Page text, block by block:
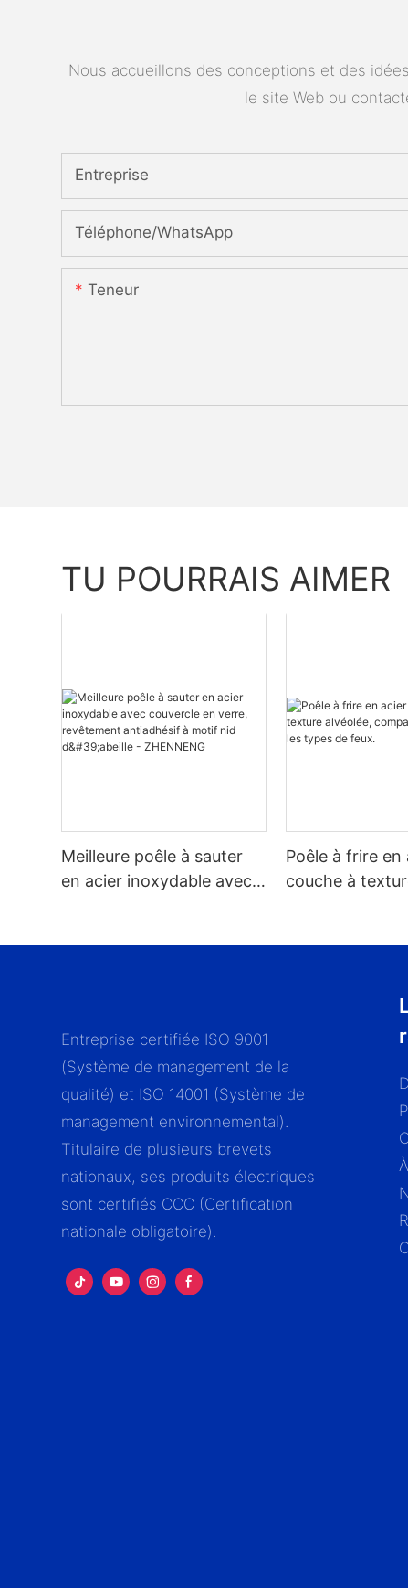
Nous accueillons des conceptions et des
le site Web ou
Entreprise
Téléphone/WhatsApp
Teneur
TU POURRAIS AIMER
Meilleure poêle à sauter
en acier inoxydable avec
Poêle à frire
couche à
Entreprise certifiée ISO 9001
(Système de management de la
qualité) et ISO 14001 (Système de
management environnemental).
Titulaire de plusieurs brevets
nationaux, ses produits électriques
sont certifiés CCC (Certification
nationale obligatoire).